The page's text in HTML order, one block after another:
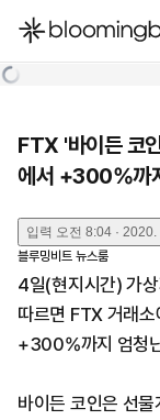
한국어
FTX '바이든 코
에서 +300%까
입력 오전 8:04 ·
블루밍비트 뉴스룸
4일(현지시간) 가
따르면 FTX 거래
+300%까지 엄청
바이든 코인은 선